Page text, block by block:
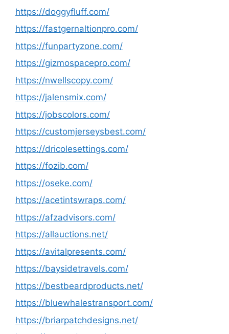
https://doggyfluff.com/
https://fastgernaltionpro.com/
https://funpartyzone.com/
https://gizmospacepro.com/
https://nwellscopy.com/
https://jalensmix.com/
https://jobscolors.com/
https://customjerseysbest.com/
https://dricolesettings.com/
https://fozib.com/
https://oseke.com/
https://acetintswraps.com/
https://afzadvisors.com/
https://allauctions.net/
https://avitalpresents.com/
https://baysidetravels.com/
https://bestbeardproducts.net/
https://bluewhalestransport.com/
https://briarpatchdesigns.net/